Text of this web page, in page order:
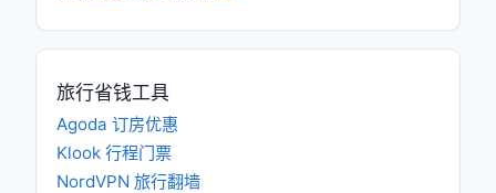
旅行省钱工具
Agoda 订房优惠
Klook 行程门票
NordVPN 旅行翻墙